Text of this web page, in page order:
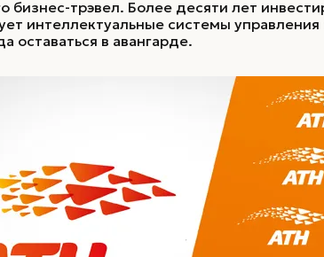
стратегия /
/
бизнес-трэвел. Более десяти лет
интеллектуальные системы
оставаться в авангарде.